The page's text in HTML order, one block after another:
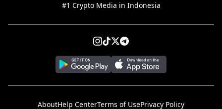
#1 Crypto Media in Indonesia
AboutHelp CenterTerms of UsePrivacy Policy